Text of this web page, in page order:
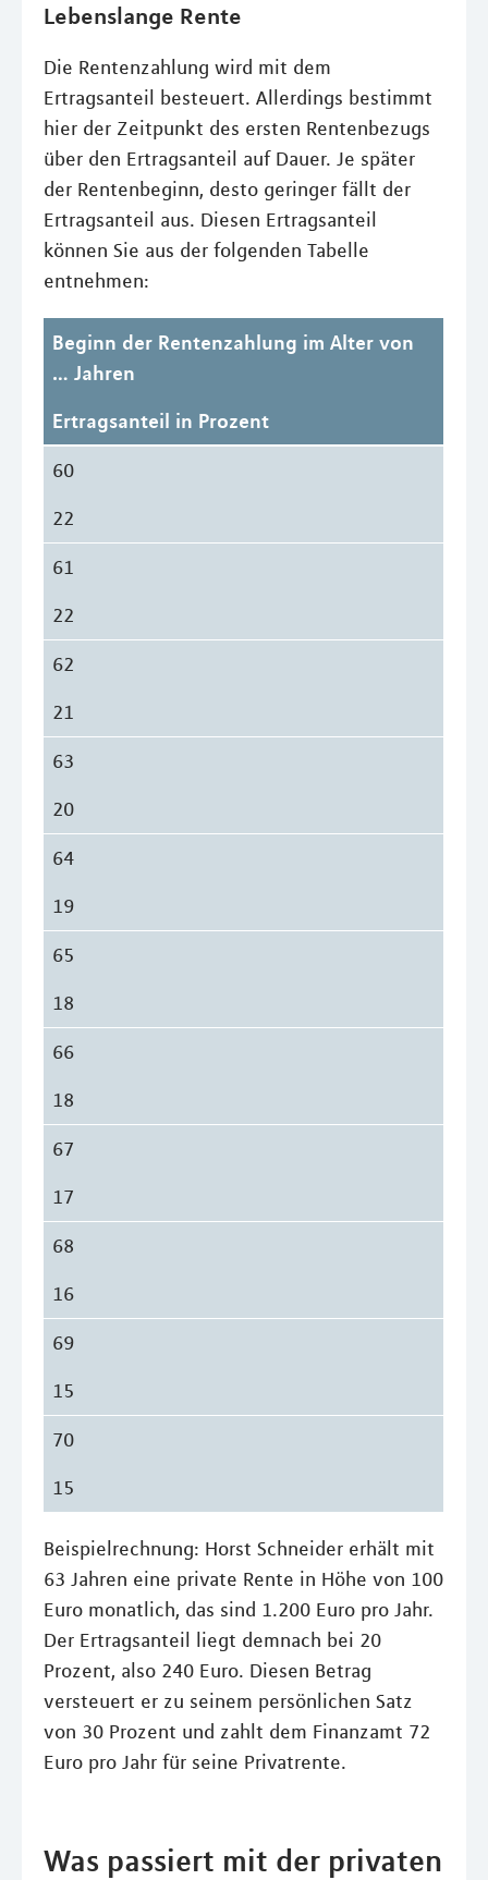
Lebenslange Rente
Die Rentenzahlung wird mit dem
Ertragsanteil besteuert. Allerdings bestimmt
hier der Zeitpunkt des ersten Rentenbezugs
über den Ertragsanteil auf Dauer. Je später
der Rentenbeginn, desto geringer fällt der
Ertragsanteil aus. Diesen Ertragsanteil
können Sie aus der folgenden Tabelle
entnehmen:
Beginn der Rentenzahlung im Alter von
… Jahren
Ertragsanteil in Prozent
60
22
61
22
62
21
63
20
64
19
65
18
66
18
67
17
68
16
69
15
70
15
Beispielrechnung: Horst Schneider erhält mit
63 Jahren eine private Rente in Höhe von 100
Euro monatlich, das sind 1.200 Euro pro Jahr.
Der Ertragsanteil liegt demnach bei 20
Prozent, also 240 Euro. Diesen Betrag
versteuert er zu seinem persönlichen Satz
von 30 Prozent und zahlt dem Finanzamt 72
Euro pro Jahr für seine Privatrente.
Was passiert mit der privaten